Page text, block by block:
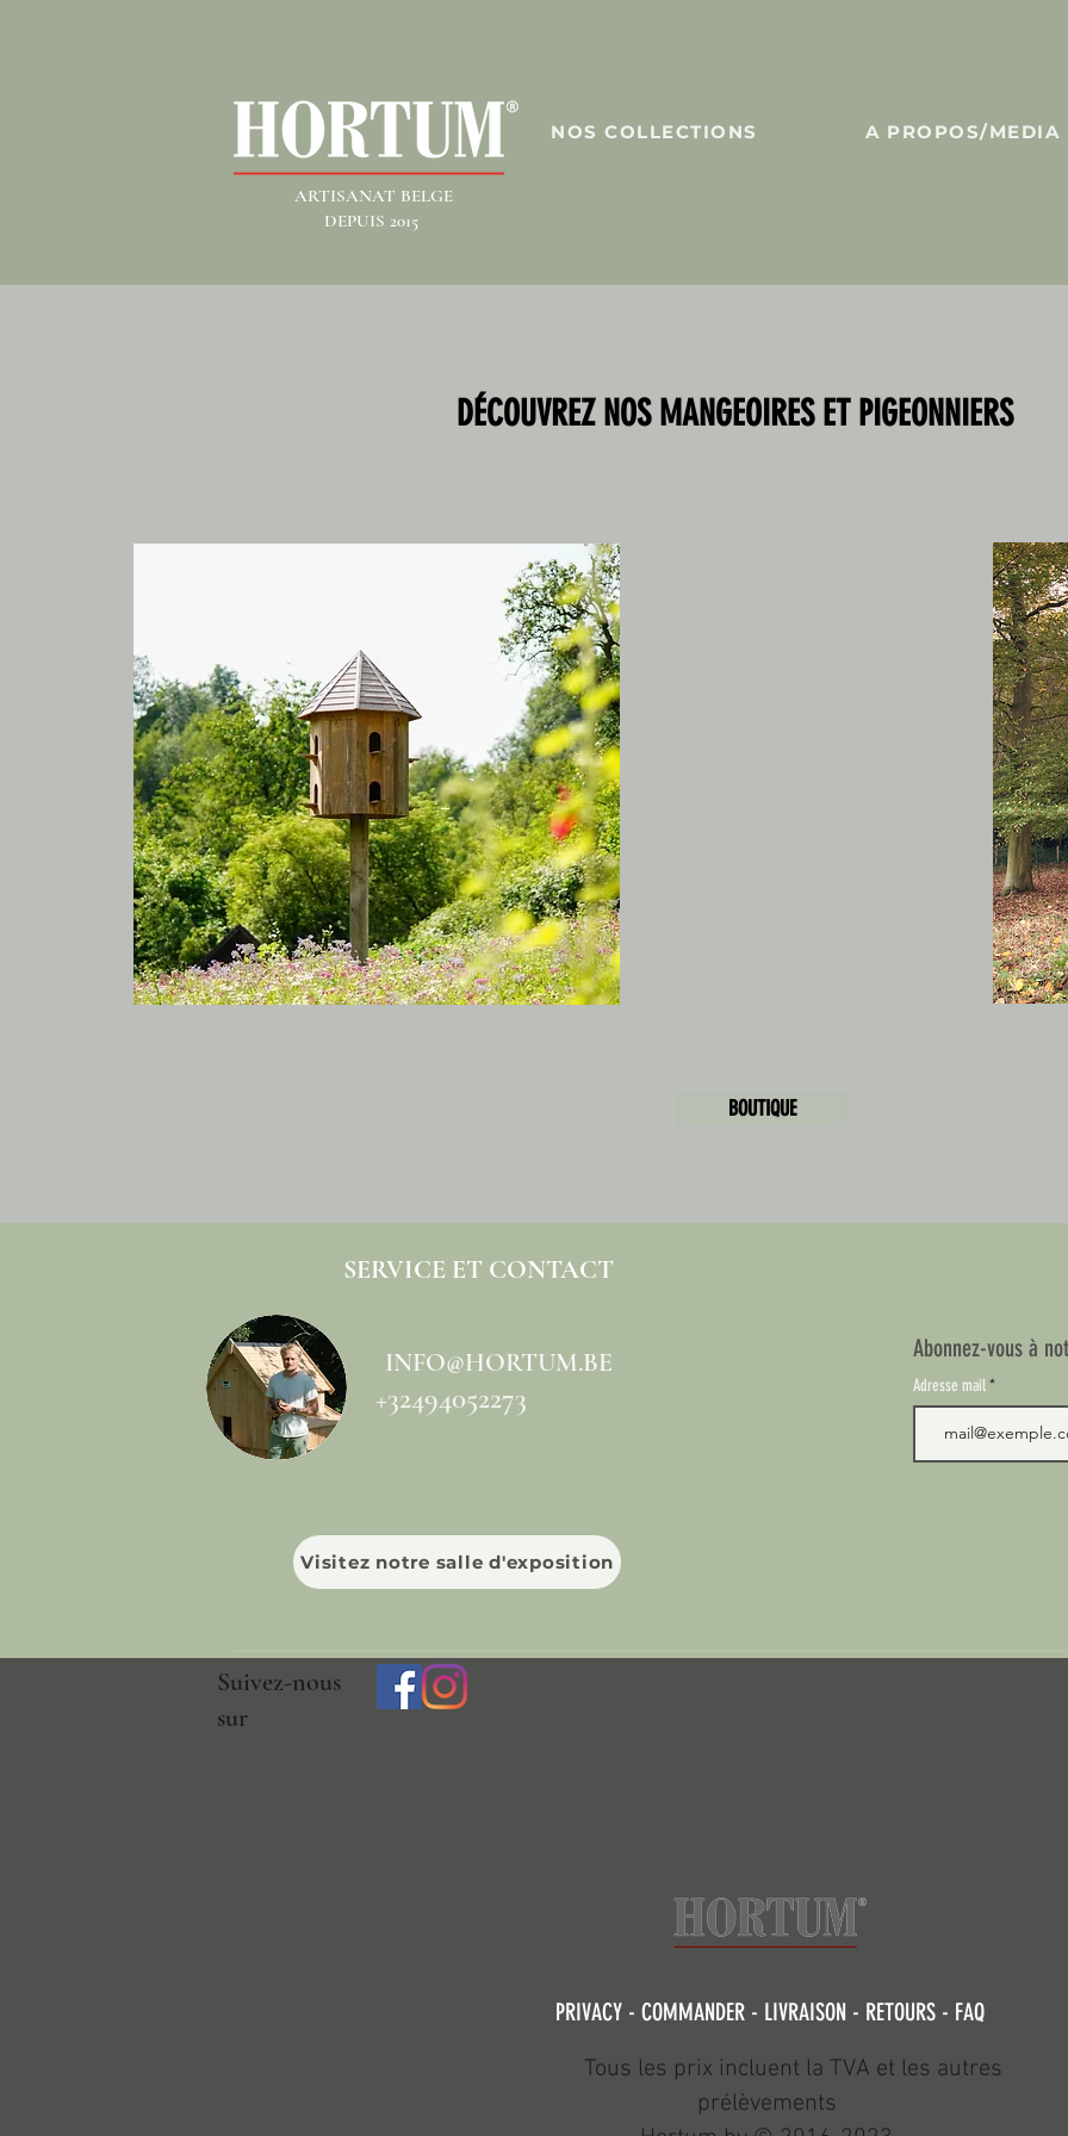
NOS COLLECTIONS A PROPOS/MEDIA
ARTISANAT BELGE
DEPUIS 2015
DÉCOUVREZ NOS MANGEOIRES ET PIGEONNIERS
BOUTIQUE
INFO@HORTUM.BE
SERVICE ET CONTACT
+32494052273
Visitez notre salle d'exposition
Abonnez-vous à
Adresse mail
Suivez-nous
sur
PRIVACY - COMMANDER - LIVRAISON - RETOURS - FAQ
Tous les prix incluent la TVA et les autres
prélèvements